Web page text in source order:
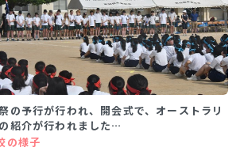
の予行が行われ、開会式で、オーストラリ
紹介が行われました…
の様子